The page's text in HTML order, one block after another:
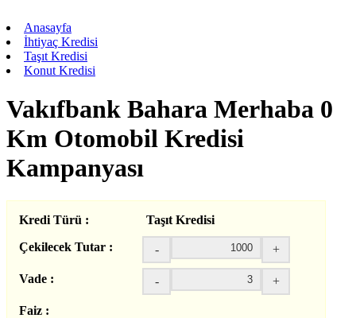
Anasayfa
İhtiyaç Kredisi
Taşıt Kredisi
Konut Kredisi
Vakıfbank Bahara Merhaba 0
Km Otomobil Kredisi
Kampanyası
Kredi Türü :
Taşıt Kredisi
Çekilecek Tutar :
- +
Vade : - +
Faiz :